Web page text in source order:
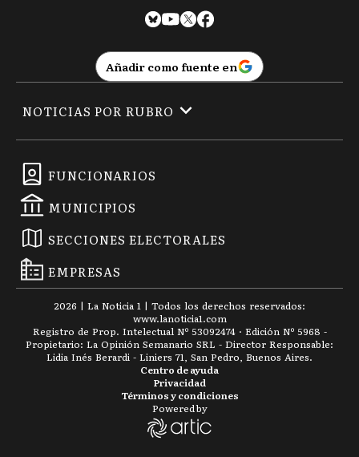
Añadir como fuente en
FUNCIONARIOS
MUNICIPIOS
SECCIONES ELECTORALES
EMPRESAS
NOTICIAS POR RUBRO
2026 | La Noticia 1 | Todos los derechos reservados:
www.lanoticia1.com
Registro de Prop. Intelectual Nº 53092474 · Edición Nº 5968 -
Propietario: La Opinión Semanario SRL - Director Responsable:
Lidia Inés Berardi - Liniers 71, San Pedro, Buenos Aires.
Términos y condiciones
Privacidad
Centro de ayuda
Powered by